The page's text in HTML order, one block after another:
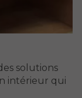
solutions
intérieur qui